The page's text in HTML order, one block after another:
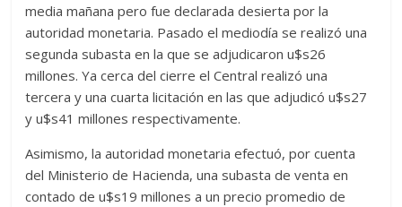
media mañana pero fue declarada desierta por la
autoridad monetaria. Pasado el mediodía se realizó una
segunda subasta en la que se adjudicaron u$s26
millones. Ya cerca del cierre el Central realizó una
tercera y una cuarta licitación en las que adjudicó u$s27
y u$s41 millones respectivamente.
Asimismo, la autoridad monetaria efectuó, por cuenta
del Ministerio de Hacienda, una subasta de venta en
contado de u$s19 millones a un precio promedio de